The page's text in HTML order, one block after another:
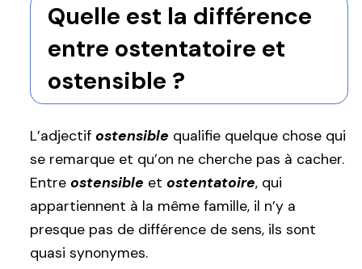
Quelle est la différence
entre ostentatoire et
ostensible ?
L’adjectif ostensible qualifie quelque chose qui
se remarque et qu’on ne cherche pas à cacher.
Entre ostensible et ostentatoire, qui
appartiennent à la même famille, il n’y a
presque pas de différence de sens, ils sont
quasi synonymes.